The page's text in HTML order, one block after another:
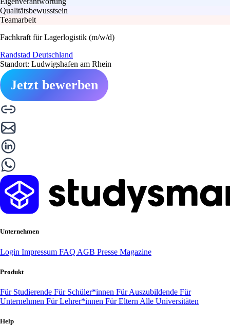
Qualitätsbewusstsein
Teamarbeit
Fachkraft für Lagerlogistik (m/w/d)
Randstad Deutschland
Standort: Ludwigshafen am Rhein
Jetzt bewerben
Unternehmen
Login Impressum FAQ AGB Presse Magazine
Produkt
Für Studierende Für Schüler*innen Für Auszubildende Für
Unternehmen Für Lehrer*innen Für Eltern Alle Universitäten
Help